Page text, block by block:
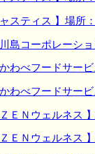
スティス 】場所
コーポレーショ
べフードサービ
べフードサービ
Ｎウェルネス
Ｎウェルネス